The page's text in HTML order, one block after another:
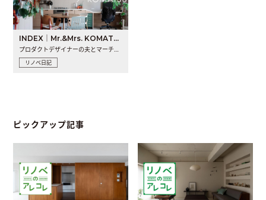
INDEX｜Mr.&Mrs. KOMATSU renovation diary
プロダクトデザイナーの夫とマーチャンダイザーの妻が、夫婦で..
リノベ日記
ピックアップ記事